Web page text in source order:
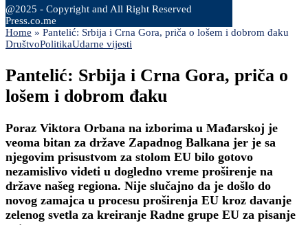
@2025 - Copyright and All Right Reserved
Press.co.me
Home » Pantelić: Srbija i Crna Gora, priča o lošem i dobrom đaku
DruštvoPolitikaUdarne vijesti
Pantelić: Srbija i Crna Gora, priča o
lošem i dobrom đaku
Poraz Viktora Orbana na izborima u Mađarskoj je
veoma bitan za države Zapadnog Balkana jer je sa
njegovim prisustvom za stolom EU bilo gotovo
nezamislivo videti u dogledno vreme proširenje na
države našeg regiona. Nije slučajno da je došlo do
novog zamajca u procesu proširenja EU kroz davanje
zelenog svetla za kreiranje Radne grupe EU za pisanje